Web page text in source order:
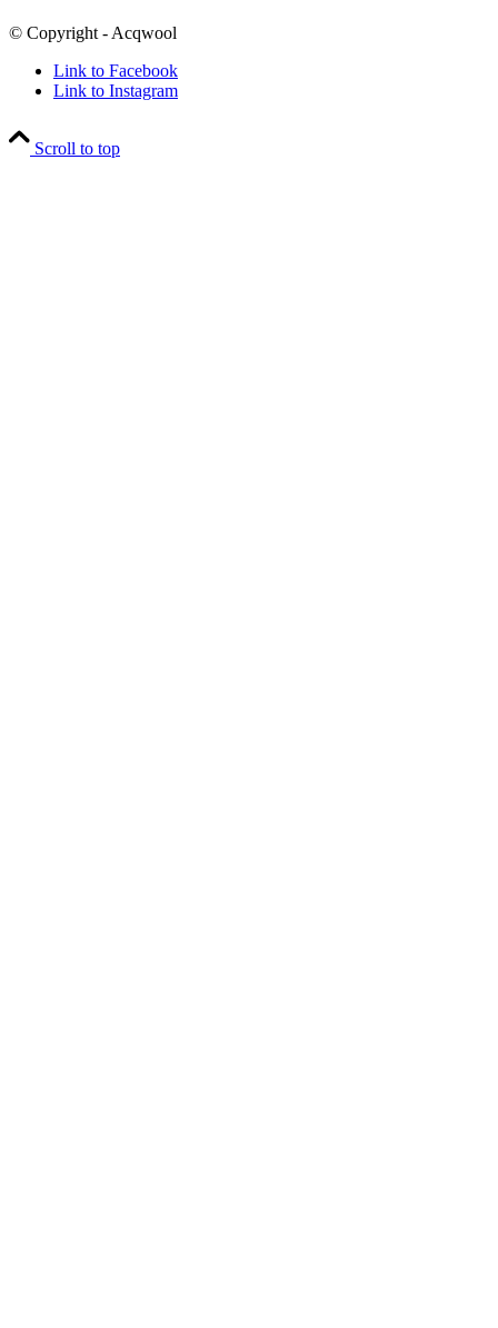
© Copyright - Acqwool
Link to Facebook
Link to Instagram
Scroll to top